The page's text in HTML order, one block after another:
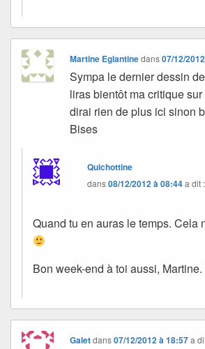
Martine Eglantinedans07/12/
Sympa le dernier dessin
liras bientôt ma critique
dirai rien de plus ici sinon
Bises
Quichottine
dans08/12/2012 à 08:44a dit :
Quand tu en auras le temps. Cela
Bon week-end à toi aussi,
Galetdans07/12/2012 à 18:57 a